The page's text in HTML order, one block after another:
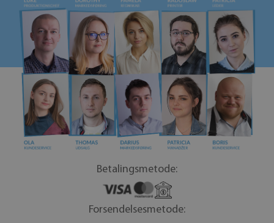
Betalingsmetode:
Forsendelsesmetode: